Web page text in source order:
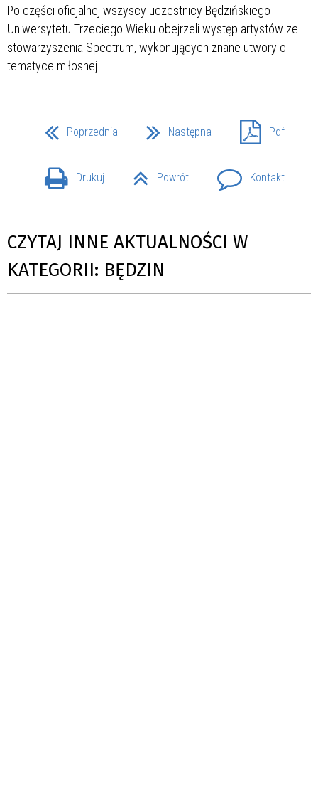
Po części oficjalnej wszyscy uczestnicy Będzińskiego
Uniwersytetu Trzeciego Wieku obejrzeli występ artystów ze
stowarzyszenia Spectrum, wykonujących znane utwory o
tematyce miłosnej.
Poprzednia Następna Pdf
Drukuj Powrót Kontakt
CZYTAJ INNE AKTUALNOŚCI W
KATEGORII: BĘDZIN